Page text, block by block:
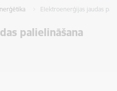
Elektroenerģijas jaudas
palielināšana